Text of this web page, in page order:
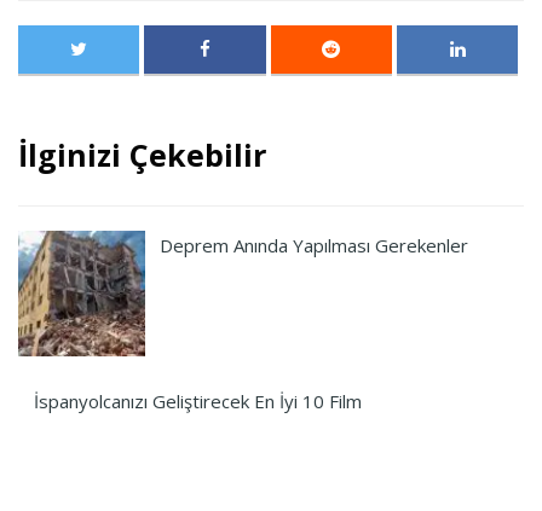
İlginizi Çekebilir
Deprem Anında Yapılması Gerekenler
İspanyolcanızı Geliştirecek En İyi 10 Film